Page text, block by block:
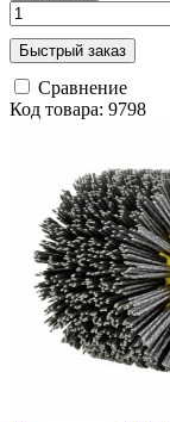
Быстрый заказ
Сравнение
Код товара: 9798